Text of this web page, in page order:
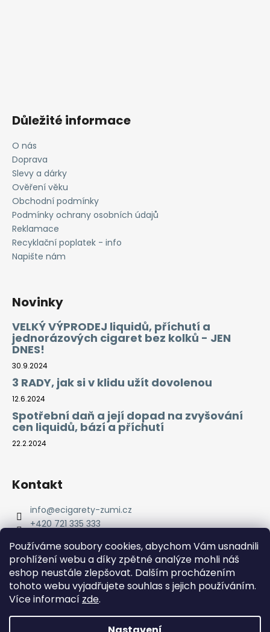
Používáme soubory cookies, abychom Vám usnadnili
prohlížení webu a díky zpětné analýze mohli náš
eshop neustále zlepšovat. Dalším procházením
tohoto webu vyjadřujete souhlas s jejich používáním.
Více informací zde.
Důležité informace
O nás
Doprava
Slevy a dárky
Ověření věku
Obchodní podmínky
Podmínky ochrany osobních údajů
Reklamace
Recyklační poplatek - info
Napište nám
Novinky
VELKÝ VÝPRODEJ liquidů, příchutí a
jednorázových cigaret bez kolků - JEN
DNES!
30.9.2024
3 RADY, jak si v klidu užít dovolenou
12.6.2024
Spotřební daň a její dopad na zvyšování
cen liquidů, bází a příchutí
22.2.2024
Kontakt
info@ecigarety-zumi.cz
+420 721 335 333